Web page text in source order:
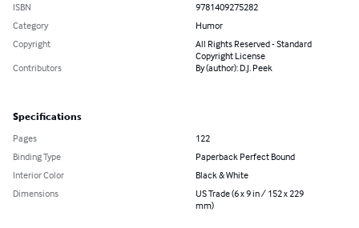
ISBN
9781409275282
Category
Humor
Copyright
All Rights Reserved - Standard
Copyright License
Contributors
By (author): D.J. Peek
Specifications
Pages
122
Binding Type
Paperback Perfect Bound
Interior Color
Black & White
Dimensions
US Trade (6 x 9 in / 152 x 229
mm)